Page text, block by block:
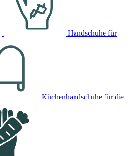
Handschuhe für
Küchenhandschuhe für die